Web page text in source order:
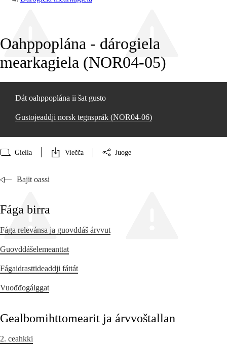
Oahppoplána - dárogiela
mearkagiela (NOR04‑05)
Dát oahppoplána ii šat gusto
Gustojeaddji norsk tegnspråk (NOR04‑06)
Giella Viečča Juoge
Bajit oassi
Fága birra
Fága relevánsa ja guovddáš árvvut
Guovddášelemeanttat
Fágaidrasttideaddji fáttát
Vuođđogálggat
Gealbomihttomearit ja árvvoštallan
2. ceahkki